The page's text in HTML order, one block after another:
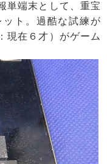
単端末として、重宝
ト。過酷な試練が
現在６才）がゲーム